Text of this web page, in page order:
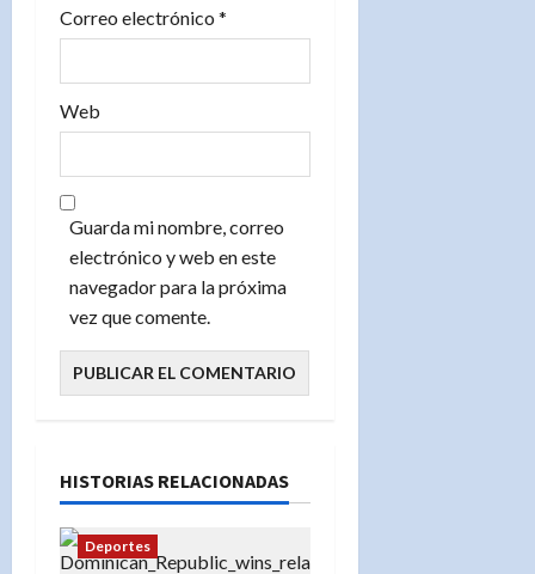
s
Correo electrónico *
Web
Guarda mi nombre, correo
electrónico y web en este
navegador para la próxima
vez que comente.
HISTORIAS RELACIONADAS
Deportes